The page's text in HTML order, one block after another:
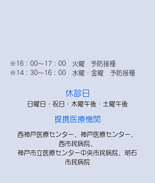
※16：00～17：00 火曜 予防接種
※14：30～16：00 水曜・金曜 予防接種
休診日
日曜日・祝日・木曜午後・土曜午後
提携医療機関
西神戸医療センター、神戸医療センター、
西市民病院、
神戸市立医療センター中央市民病院、明石
市民病院